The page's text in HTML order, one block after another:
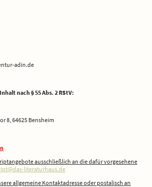
adin.de
nach § 55 Abs. 2 RStV:
8, 64625 Bensheim
ausschließlich an die dafür vorgesehene
literaturhaus.de
allgemeine Kontaktadresse oder postalisch an